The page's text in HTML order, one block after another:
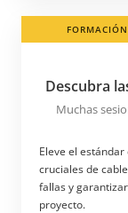
Descubra
Muchas
Eleve el
cruciales de
fallas y
proyecto.